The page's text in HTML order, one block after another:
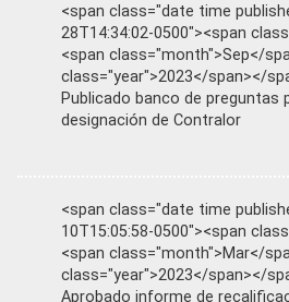
<span class="date time
28T14:34:02-0500"><span
<span class="month">Sep</
class="year">2023</span></
Publicado banco de preguntas
designación de Contralor
<span class="date time
10T15:05:58-0500"><span
<span class="month">Mar</
class="year">2023</span></
Aprobado informe de